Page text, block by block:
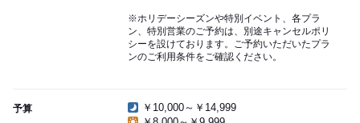
※ホリデーシーズンや特別イベント、各プラ
ン、特別営業のご予約は、別途キャンセルポリ
シーを設けております。ご予約いただいたプラ
ンのご利用条件をご確認ください。
予算
￥10,000～￥14,999